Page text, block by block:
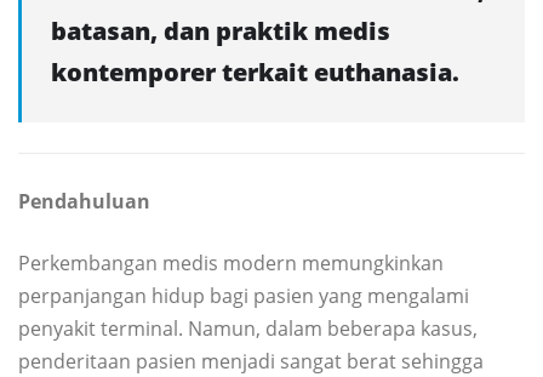
batasan, dan praktik medis
kontemporer terkait euthanasia.
Pendahuluan
Perkembangan medis modern memungkinkan
perpanjangan hidup bagi pasien yang mengalami
penyakit terminal. Namun, dalam beberapa kasus,
penderitaan pasien menjadi sangat berat sehingga